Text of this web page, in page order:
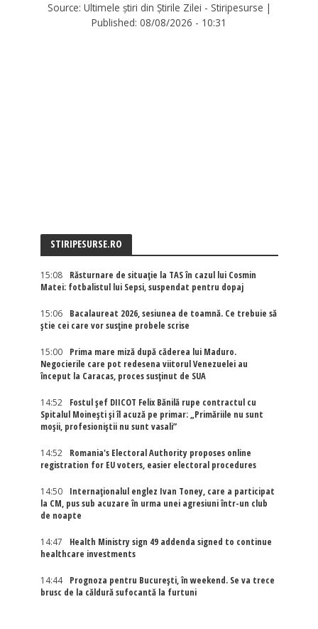
Source: Ultimele știri din Știrile Zilei - Stiripesurse |
Published: 08/08/2026 - 10:31
STIRIPESURSE.RO
15:08
Răsturnare de situație la TAS în cazul lui Cosmin
Matei: fotbalistul lui Sepsi, suspendat pentru dopaj
15:06
Bacalaureat 2026, sesiunea de toamnă. Ce trebuie să
știe cei care vor susține probele scrise
15:00
Prima mare miză după căderea lui Maduro.
Negocierile care pot redesena viitorul Venezuelei au
început la Caracas, proces susținut de SUA
14:52
Fostul șef DIICOT Felix Bănilă rupe contractul cu
Spitalul Moinești și îl acuză pe primar: „Primăriile nu sunt
moșii, profesioniștii nu sunt vasali”
14:52
Romania's Electoral Authority proposes online
registration for EU voters, easier electoral procedures
14:50
Internaţionalul englez Ivan Toney, care a participat
la CM, pus sub acuzare în urma unei agresiuni într-un club
de noapte
14:47
Health Ministry sign 49 addenda signed to continue
healthcare investments
14:44
Prognoza pentru București, în weekend. Se va trece
brusc de la căldură sufocantă la furtuni